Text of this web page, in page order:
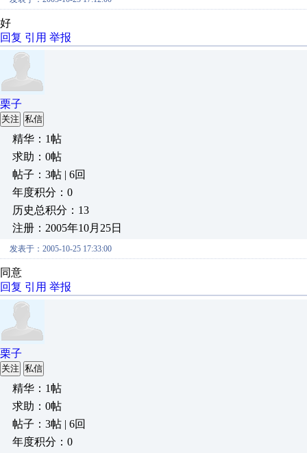
好
回复 引用 举报
栗子
关注 私信
精华：1帖
求助：0帖
帖子：3帖 | 6回
年度积分：0
历史总积分：13
注册：2005年10月25日
发表于：2005-10-25 17:33:00
同意
回复 引用 举报
栗子
关注 私信
精华：1帖
求助：0帖
帖子：3帖 | 6回
年度积分：0